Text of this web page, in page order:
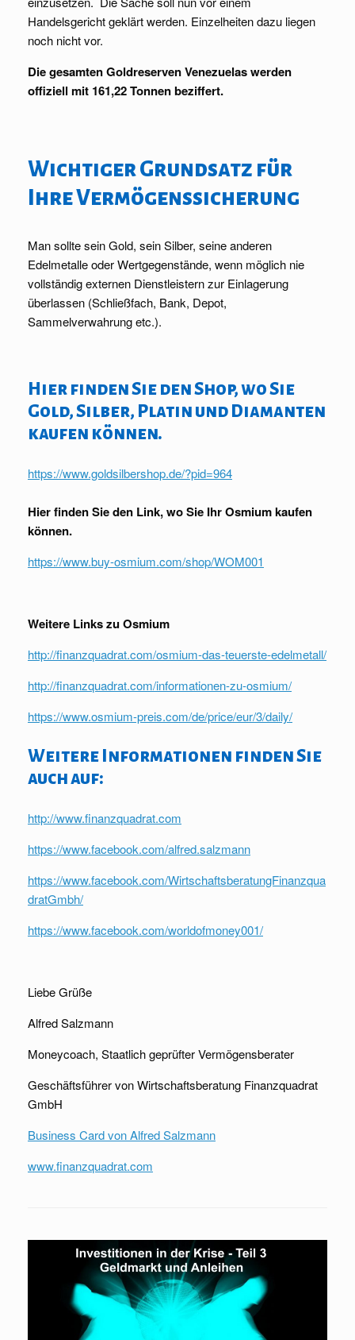
Handelsgericht geklärt werden. Einzelheiten dazu liegen
noch nicht vor.
Die gesamten Goldreserven Venezuelas werden
offiziell mit 161,22 Tonnen beziffert.
Wichtiger Grundsatz für
Ihre Vermögenssicherung
Man sollte sein Gold, sein Silber, seine anderen
Edelmetalle oder Wertgegenstände, wenn möglich nie
vollständig externen Dienstleistern zur Einlagerung
überlassen (Schließfach, Bank, Depot,
Sammelverwahrung etc.).
Hier finden Sie den Shop, wo Sie
Gold, Silber, Platin und Diamanten
kaufen können.
https://www.goldsilbershop.de/?pid=964
Hier finden Sie den Link, wo Sie Ihr Osmium kaufen
können.
https://www.buy-osmium.com/shop/WOM001
Weitere Links zu Osmium
http://finanzquadrat.com/osmium-das-teuerste-edelmetall/
http://finanzquadrat.com/informationen-zu-osmium/
https://www.osmium-preis.com/de/price/eur/3/daily/
Weitere Informationen finden Sie
auch auf:
http://www.finanzquadrat.com
https://www.facebook.com/alfred.salzmann
https://www.facebook.com/WirtschaftsberatungFinanzqua
dratGmbh/
https://www.facebook.com/worldofmoney001/
Liebe Grüße
Alfred Salzmann
Moneycoach, Staatlich geprüfter Vermögensberater
Geschäftsführer von Wirtschaftsberatung Finanzquadrat
GmbH
Business Card von Alfred Salzmann
www.finanzquadrat.com